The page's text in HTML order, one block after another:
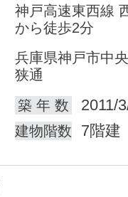
神戸高速東西線
から徒歩2分
兵庫県神戸市中
狭通
築 年 数
2011/
建物階数 7階建